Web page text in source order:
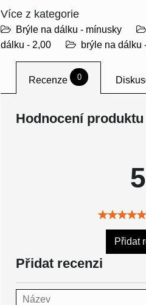
Více z kategorie
Brýle na dálku - mínusky
dálku - 2,00
brýle na dálku
Recenze 0
Hodnocení produktu
5
Přidat
Přidat recenzi